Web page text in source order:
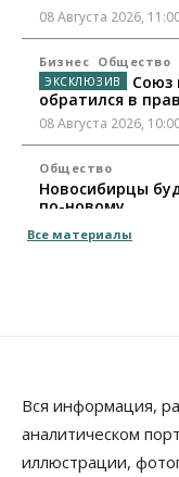
08 Августа 2026,
Бизнес Общество
Союз
обратился в
08 Августа 2026,
Общество
Новосибирцы
по-новому
08 Августа 2026, 09:00
В
против нового
07 Августа 2026, 18:00
Все материалы
Вся информация,
аналитическом
иллюстрации,